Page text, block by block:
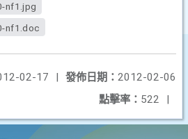
nf1.jpg
nf1.doc
發佈日期： 2012-02-06
02-17
|
點擊率： 522 |